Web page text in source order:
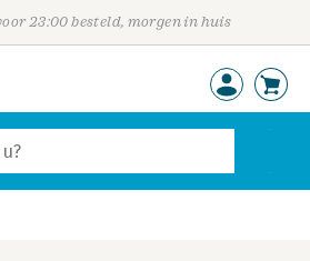
23:00 besteld, morgen in huis